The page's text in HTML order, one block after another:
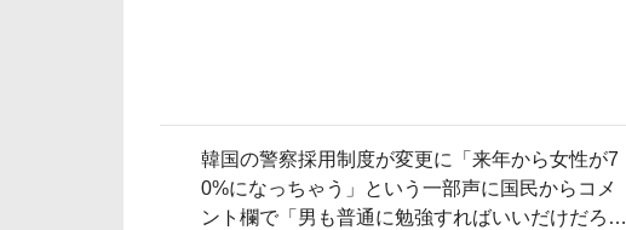
韓国の警察採用制度が変更に「来年から女性が7
0%になっちゃう」という一部声に国民からコメ
ント欄で「男も普通に勉強すればいいだけだろ」